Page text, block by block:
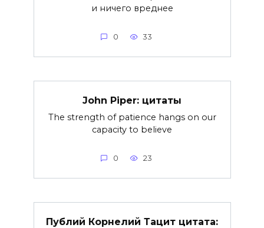
и ничего вреднее
0 33
John Piper: цитаты
The strength of patience hangs on our
capacity to believe
0 23
Публий Корнелий Тацит цитата: